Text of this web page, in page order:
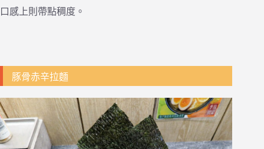
口感上則帶點稠度。
豚骨赤辛拉麵